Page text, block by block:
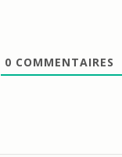
0 COMMENTAIRES